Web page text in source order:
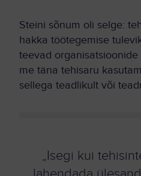
Steini sõnum oli selge:
hakka töötegemise
teevad
me täna tehisaru
sellega teadlikult või
„Isegi kui